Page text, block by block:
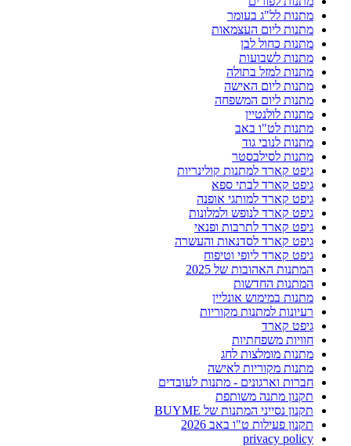
מתנות לל"ג בעומר
מתנות ליום העצמאות
מתנות כחול לבן
מתנות לשבועות
מתנות למזל בתולה
מתנות ליום האישה
מתנות ליום המשפחה
מתנות לולנטיין
מתנות לט"ו באב
מתנות לנובי גוד
מתנות לסילבסטר
גיפט קארד למתנות קולינריות
גיפט קארד לבתי ספא
גיפט קארד למותגי אופנה
גיפט קארד לנופש ולמלונות
גיפט קארד לתרבות ופנאי
גיפט קארד לסדנאות והעשרה
גיפט קארד ליופי וטיפוח
המתנות האהובות של 2025
המתנות החדשות
מתנות במימוש אונליין
רעיונות למתנות מקוריות
גיפט קארד
חוויות משפחתיות
מתנות מומלצות לחג
מתנות מקוריות לאישה
חברות וארגונים - מתנות לעובדים
תקנון מתנה משותפת
תקנון נסייני המתנות של BUYME
תקנון פעילות ט"ו באב 2026
privacy policy